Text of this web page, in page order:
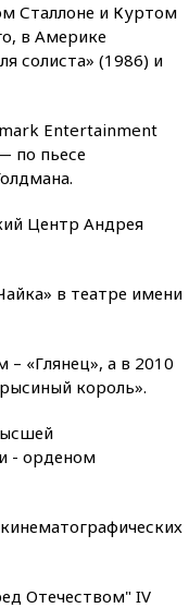
Сталлоне и Куртом
в Америке
солиста» (1986) и
Entertainment
по пьесе
Центр Андрея
в театре имени
«Глянец», а в 2010
король».
- орденом
Отечеством" IV